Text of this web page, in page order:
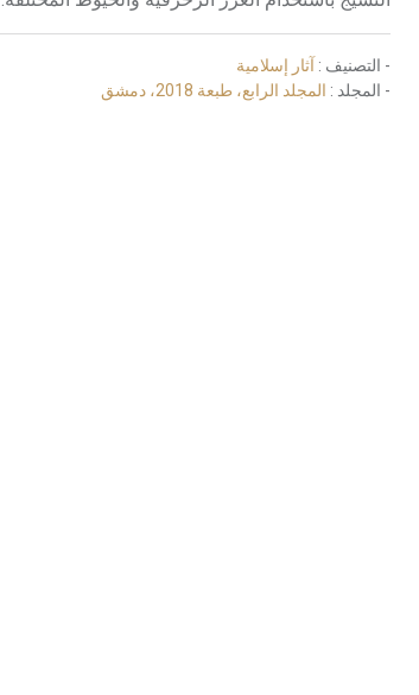
- التصنيف : آثار إسلامية
- المجلد : المجلد الرابع، طبعة 2018، دمشق